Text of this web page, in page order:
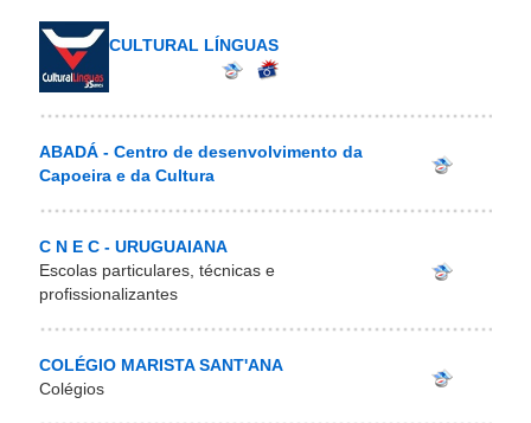
CULTURAL LÍNGUAS
ABADÁ - Centro de desenvolvimento da
Capoeira e da Cultura
C N E C - URUGUAIANA
Escolas particulares, técnicas e
profissionalizantes
COLÉGIO MARISTA SANT'ANA
Colégios